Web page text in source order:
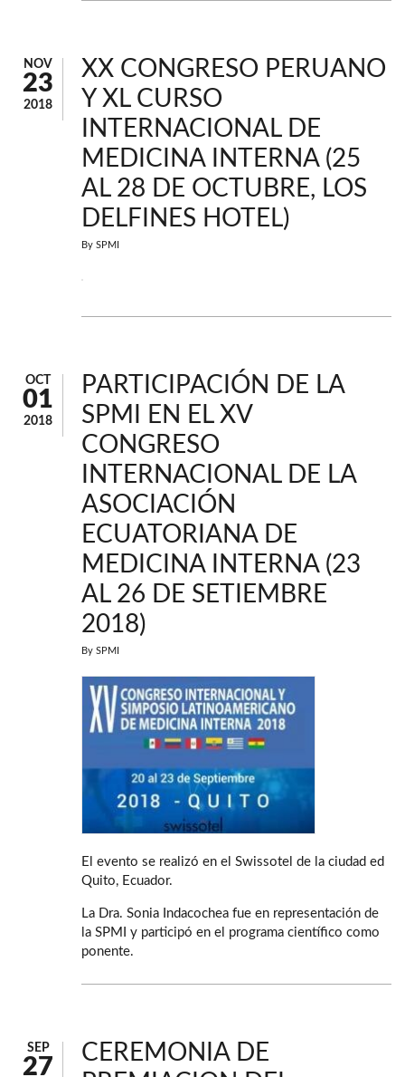
NOV
23
2018
XX CONGRESO PERUANO
Y XL CURSO
INTERNACIONAL DE
MEDICINA INTERNA (25
AL 28 DE OCTUBRE, LOS
DELFINES HOTEL)
By SPMI
OCT
01
2018
PARTICIPACIÓN DE LA
SPMI EN EL XV
CONGRESO
INTERNACIONAL DE LA
ASOCIACIÓN
ECUATORIANA DE
MEDICINA INTERNA (23
AL 26 DE SETIEMBRE
2018)
By SPMI
El evento se realizó en el Swissotel de la ciudad ed
Quito, Ecuador.
La Dra. Sonia Indacochea fue en representación de
la SPMI y participó en el programa científico como
ponente.
SEP
27
CEREMONIA DE